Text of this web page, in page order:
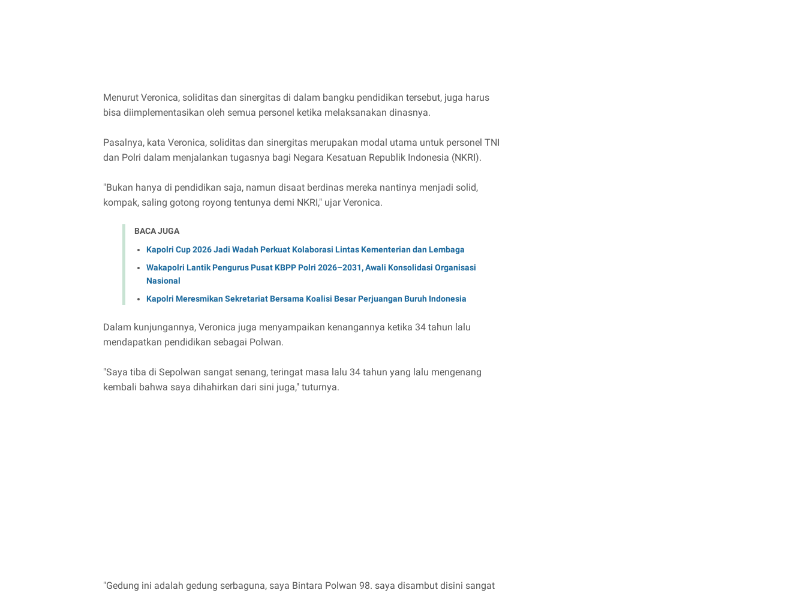
Menurut Veronica, soliditas dan sinergitas di dalam bangku pendidikan tersebut, juga harus
bisa diimplementasikan oleh semua personel ketika melaksanakan dinasnya.
Pasalnya, kata Veronica, soliditas dan sinergitas merupakan modal utama untuk personel TNI
dan Polri dalam menjalankan tugasnya bagi Negara Kesatuan Republik Indonesia (NKRI).
"Bukan hanya di pendidikan saja, namun disaat berdinas mereka nantinya menjadi solid,
kompak, saling gotong royong tentunya demi NKRI," ujar Veronica.
BACA JUGA
Kapolri Cup 2026 Jadi Wadah Perkuat Kolaborasi Lintas Kementerian dan Lembaga
Wakapolri Lantik Pengurus Pusat KBPP Polri 2026–2031, Awali Konsolidasi Organisasi
Nasional
Kapolri Meresmikan Sekretariat Bersama Koalisi Besar Perjuangan Buruh Indonesia
Dalam kunjungannya, Veronica juga menyampaikan kenangannya ketika 34 tahun lalu
mendapatkan pendidikan sebagai Polwan.
"Saya tiba di Sepolwan sangat senang, teringat masa lalu 34 tahun yang lalu mengenang
kembali bahwa saya dihahirkan dari sini juga," tuturnya.
"Gedung ini adalah gedung serbaguna, saya Bintara Polwan 98. saya disambut disini sangat